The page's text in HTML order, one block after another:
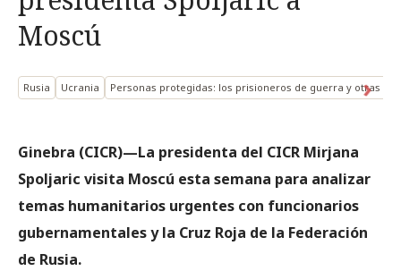
Moscú
Rusia Ucrania Personas protegidas: los prisioneros de guerra y otras
Ginebra (CICR)—La presidenta del CICR Mirjana
Spoljaric visita Moscú esta semana para analizar
temas humanitarios urgentes con funcionarios
gubernamentales y la Cruz Roja de la Federación
de Rusia.